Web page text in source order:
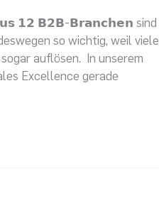
𝟭𝟮 𝗕𝟮𝗕-𝗕𝗿𝗮𝗻𝗰𝗵𝗲𝗻 sind
so wichtig, weil viele
auflösen. In unserem
Excellence gerade